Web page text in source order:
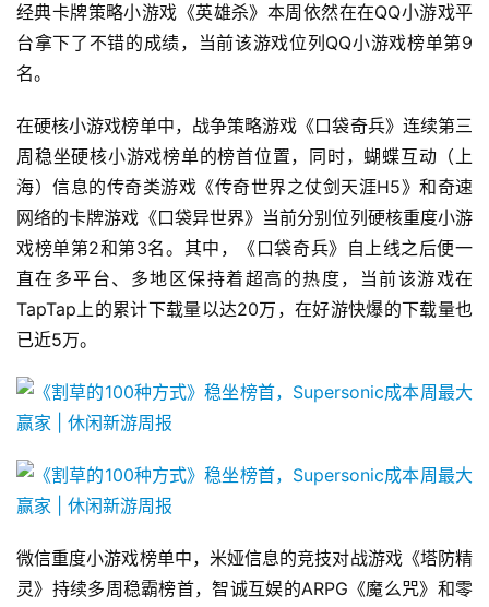
茶
会
上
海
站
中
(
中
)
经典卡牌策略小游戏《英雄杀》本周依然在在QQ小游戏平
台拿下了不错的成绩，当前该游戏位列QQ小游戏榜单第9
名。
在硬核小游戏榜单中，战争策略游戏《口袋奇兵》连续第三
周稳坐硬核小游戏榜单的榜首位置，同时，蝴蝶互动（上
海）信息的传奇类游戏《传奇世界之仗剑天涯H5》和奇速
网络的卡牌游戏《口袋异世界》当前分别位列硬核重度小游
戏榜单第2和第3名。其中，《口袋奇兵》自上线之后便一
直在多平台、多地区保持着超高的热度，当前该游戏在
TapTap上的累计下载量以达20万，在好游快爆的下载量也
已近5万。
微信重度小游戏榜单中，米娅信息的竞技对战游戏《塔防精
灵》持续多周稳霸榜首，智诚互娱的ARPG《魔么咒》和零